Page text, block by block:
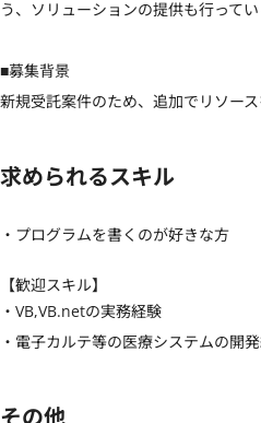
う、ソリューションの提供も行ってい
■募集背景
新規受託案件のため、追加でリソース
求められるスキル
・プログラムを書くのが好きな方
【歓迎スキル】
・VB,VB.netの実務経験
・電子カルテ等の医療システムの開
その他